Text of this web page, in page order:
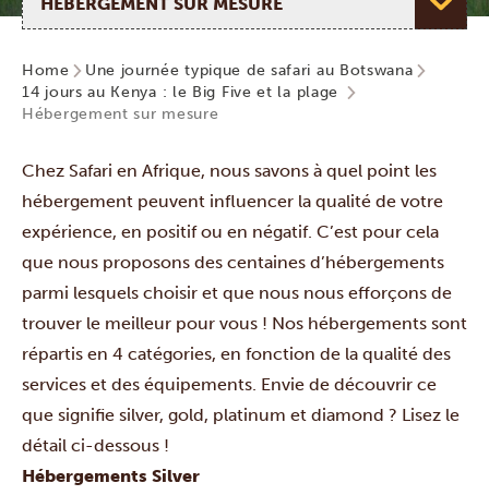
Home
Une journée typique de safari au Botswana
14 jours au Kenya : le Big Five et la plage
Hébergement sur mesure
Chez Safari en Afrique, nous savons à quel point les
hébergement peuvent influencer la qualité de votre
expérience, en positif ou en négatif. C’est pour cela
que nous proposons des centaines d’hébergements
parmi lesquels choisir et que nous nous efforçons de
trouver le meilleur pour vous ! Nos hébergements sont
répartis en 4 catégories, en fonction de la qualité des
services et des équipements. Envie de découvrir ce
que signifie silver, gold, platinum et diamond ? Lisez le
détail ci-dessous !
Hébergements Silver